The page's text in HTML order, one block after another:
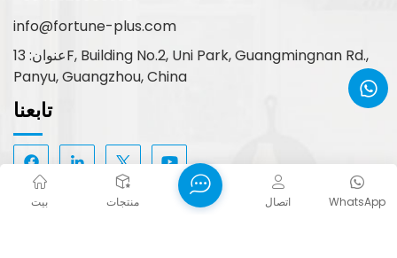
info@fortune-plus.com
عنوان: 13F, Building No.2, Uni Park, Guangmingnan Rd.,
Panyu, Guangzhou, China
تابعنا
بيت منتجات WhatsApp اتصال